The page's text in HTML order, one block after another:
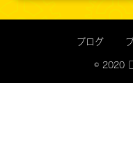
ブログ
© 2020